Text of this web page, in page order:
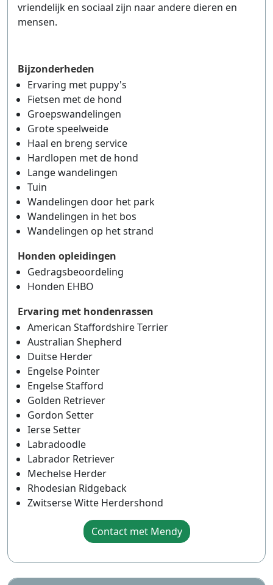
vriendelijk en sociaal zijn naar andere dieren en
mensen.
Bijzonderheden
Ervaring met puppy's
Fietsen met de hond
Groepswandelingen
Grote speelweide
Haal en breng service
Hardlopen met de hond
Lange wandelingen
Tuin
Wandelingen door het park
Wandelingen in het bos
Wandelingen op het strand
Honden opleidingen
Gedragsbeoordeling
Honden EHBO
Ervaring met hondenrassen
American Staffordshire Terrier
Australian Shepherd
Duitse Herder
Engelse Pointer
Engelse Stafford
Golden Retriever
Gordon Setter
Ierse Setter
Labradoodle
Labrador Retriever
Mechelse Herder
Rhodesian Ridgeback
Zwitserse Witte Herdershond
Contact met Mendy